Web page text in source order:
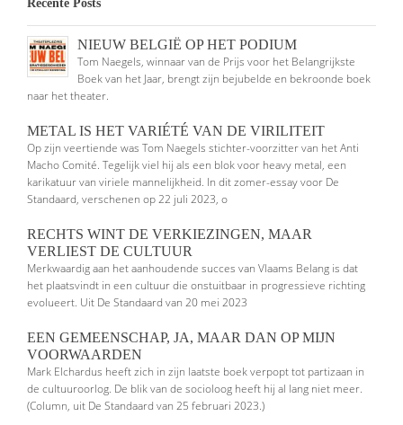
Recente Posts
NIEUW BELGIË OP HET PODIUM
Tom Naegels, winnaar van de Prijs voor het Belangrijkste
Boek van het Jaar, brengt zijn bejubelde en bekroonde boek
naar het theater.
METAL IS HET VARIÉTÉ VAN DE VIRILITEIT
Op zijn veertiende was Tom Naegels stichter-voorzitter van het Anti
Macho Comité. Tegelijk viel hij als een blok voor heavy metal, een
karikatuur van viriele mannelijkheid. In dit zomer-essay voor De
Standaard, verschenen op 22 juli 2023, o
RECHTS WINT DE VERKIEZINGEN, MAAR
VERLIEST DE CULTUUR
Merkwaardig aan het aanhoudende succes van Vlaams Belang is dat
het plaatsvindt in een cultuur die onstuitbaar in progressieve richting
evolueert. Uit De Standaard van 20 mei 2023
EEN GEMEENSCHAP, JA, MAAR DAN OP MIJN
VOORWAARDEN
Mark Elchardus heeft zich in zijn laatste boek verpopt tot partizaan in
de cultuuroorlog. De blik van de socioloog heeft hij al lang niet meer.
(Column, uit De Standaard van 25 februari 2023.)